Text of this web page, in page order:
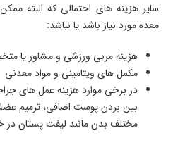
سایر هزینه های احتمالی که البته
معده مورد نیاز باشد یا نباشد:
هزینه مربی ورزشی و مشاور یا
مکمل های ویتامینی و مواد معدنی
در برخی موارد هزینه عمل های
بین بردن پوست اضافی، ترمیم
مختلف بدن مانند لیفت پستان در